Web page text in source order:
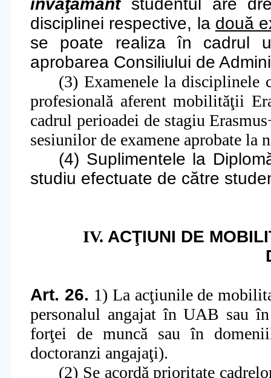
învăţământstudentul are
disciplinei respective, la două
se poate realiza în cadrul
aprobarea Consiliului de
(3) Examenele la disciplinele
profesională aferent mobilităţii
cadrul perioadei de stagiu
sesiunilor de examene aprobate la
(4) Suplimentele la
studiu efectuate de către
IV. ACŢIUNI DE
Art. 26. 1) La acţiunile de
personalul angajat în UAB sau
forţei de muncă sau în
doctoranzi angajaţi).
(2) Se acordă prioritate